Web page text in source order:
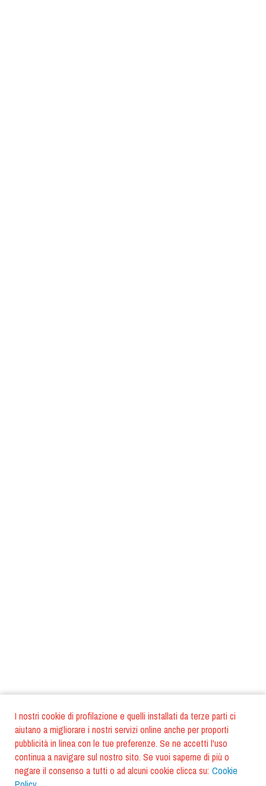
I nostri cookie di profilazione e quelli installati da terze parti ci
aiutano a migliorare i nostri servizi online anche per proporti
pubblicità in linea con le tue preferenze. Se ne accetti l'uso
continua a navigare sul nostro sito. Se vuoi saperne di più o
negare il consenso a tutti o ad alcuni cookie clicca su: Cookie